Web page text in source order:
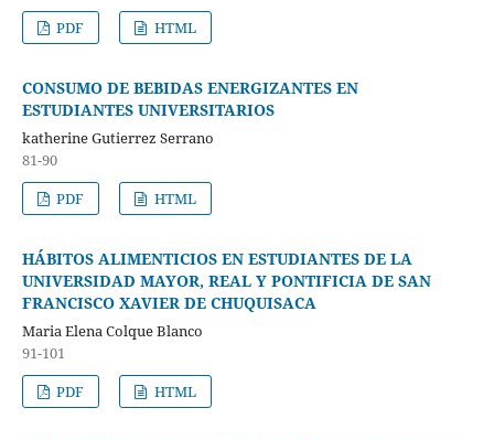
PDF
HTML
CONSUMO DE BEBIDAS ENERGIZANTES EN
ESTUDIANTES UNIVERSITARIOS
katherine Gutierrez Serrano
81-90
PDF
HTML
HÁBITOS ALIMENTICIOS EN ESTUDIANTES DE LA
UNIVERSIDAD MAYOR, REAL Y PONTIFICIA DE SAN
FRANCISCO XAVIER DE CHUQUISACA
Maria Elena Colque Blanco
91-101
PDF
HTML